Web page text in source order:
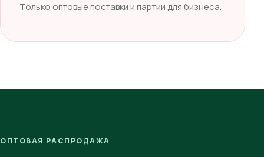
Только оптовые поставки и партии для бизнеса.
ОПТОВАЯ РАСПРОДАЖА